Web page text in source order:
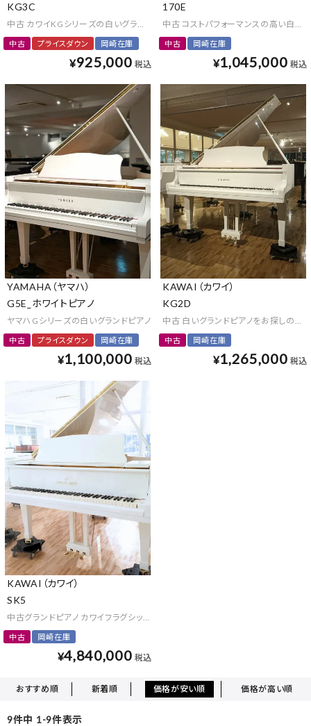
KG3C
中古 カワイKGシリーズの白いグランドピアノ
中古 プライスダウン 岡崎在庫
¥925,000 税込
170E
中古 コストパフォーマンスの高い白い
中古 岡崎在庫
¥1,045,000 税込
YAMAHA（ヤマハ）
G5E_ホワイトピアノ
ヤマハGシリーズの白いグランドピアノ
中古 プライスダウン 岡崎在庫
¥1,100,000 税込
KAWAI（カワイ）
KG2D
中古 白いグランドピアノをお探しの方
中古 岡崎在庫
¥1,265,000 税込
KAWAI（カワイ）
SK5
中古グランドピアノ カワイフラグシップモデル「Shigeru Kawai」
中古 岡崎在庫
¥4,840,000 税込
おすすめ順 新着順 価格が安い順 価格が高い順
9件中 1-9件表示